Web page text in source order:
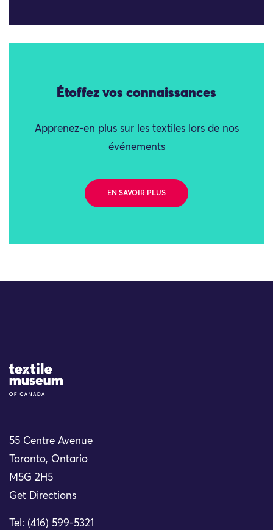
Étoffez vos connaissances
Apprenez-en plus sur les textiles lors de nos
événements
EN SAVOIR PLUS
Site Logo
55 Centre Avenue
Toronto, Ontario
M5G 2H5
Get Directions
Tel: (416) 599-5321